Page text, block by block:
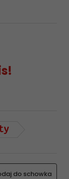
do schowka